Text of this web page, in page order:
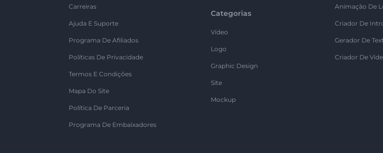
Carreiras
Ajuda E Suporte
Programa De Afiliados
Políticas De Privacidade
Termos E Condições
Mapa Do Site
Política De Parceria
Programa De Embaixadores
Categorias
Vídeo
Logo
Graphic Design
Site
Mockup
Animação De
Criador De
Gerador De
Criador De